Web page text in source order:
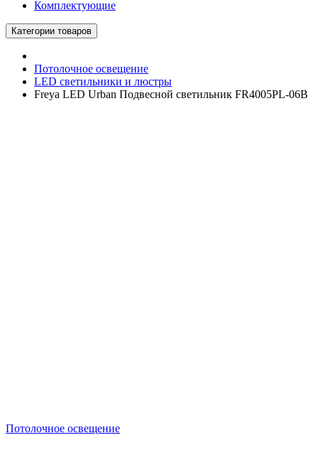
Комплектующие
Категории товаров
Потолочное освещение
LED светильники и люстры
Freya LED Urban Подвесной светильник FR4005PL-06B
Потолочное освещение